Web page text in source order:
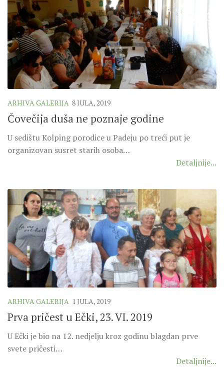
ARHIVA GALERIJA 8 JULA, 2019
Čovečija duša ne poznaje godine
U sedištu Kolping porodice u Padeju po treći put je
organizovan susret starih osoba…
Detaljnije...
ARHIVA GALERIJA 1 JULA, 2019
Prva pričest u Ečki, 23. VI. 2019
U Ečki je bio na 12. nedjelju kroz godinu blagdan prve
svete pričesti…
Detaljnije...